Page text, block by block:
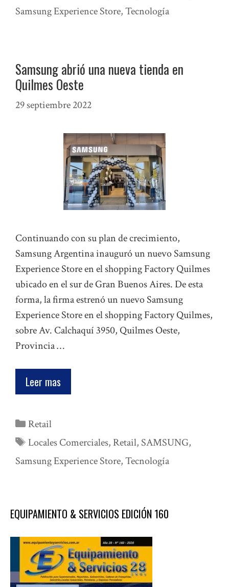
Samsung Experience Store,Tecnología
Samsung abrió una nueva tienda en
Quilmes Oeste
29 septiembre 2022
Continuando con su plan de crecimiento,
Samsung Argentina inauguró un nuevo Samsung
Experience Store en el shopping Factory Quilmes
ubicado en el sur de Gran Buenos Aires. De esta
forma, la firma estrenó un nuevo Samsung
Experience Store en el shopping Factory Quilmes,
sobre Av. Calchaquí 3950, Quilmes Oeste,
Provincia …
Leer mas
Categorías
Retail
Etiquetas
Locales Comerciales, Retail, SAMSUNG,
Samsung Experience Store,Tecnología
EQUIPAMIENTO & SERVICIOS EDICIÓN 160